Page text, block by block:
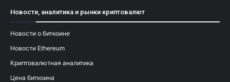
Новости, аналитика и рынки криптовалют
Новости о биткоине
Новости Ethereum
Криптовалютная аналитика
Цена биткоина